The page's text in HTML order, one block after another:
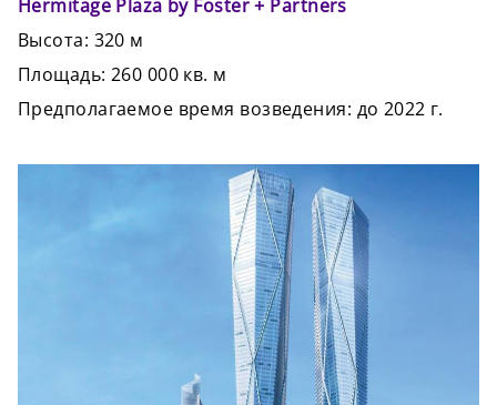
Hermitage Plaza by Foster + Partners
Высота: 320 м
Площадь: 260 000 кв. м
Предполагаемое время возведения: до 2022 г.